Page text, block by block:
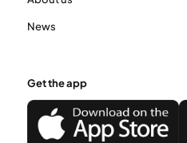
News
Get the app